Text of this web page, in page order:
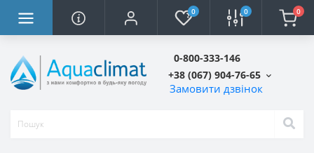
0 0 0
0-800-333-146
+38 (067) 904-76-65
Замовити дзвінок